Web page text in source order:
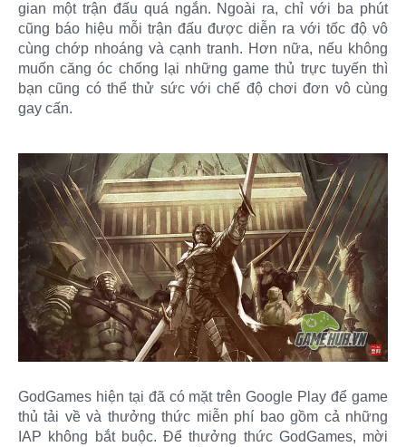
gian một trận đấu quá ngắn. Ngoài ra, chỉ với ba phút
cũng báo hiệu mỗi trận đấu được diễn ra với tốc độ vô
cùng chớp nhoáng và cạnh tranh. Hơn nữa, nếu không
muốn căng óc chống lại những game thủ trực tuyến thì
bạn cũng có thể thử sức với chế độ chơi đơn vô cùng
gay cấn.
GodGames hiện tại đã có mặt trên Google Play để game
thủ tải về và thưởng thức miễn phí bao gồm cả những
IAP không bắt buộc. Để thưởng thức GodGames, mời